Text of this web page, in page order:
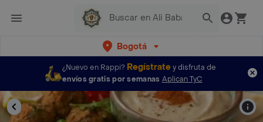
Bogotá
¿Nuevo en Rappi? Regístratey disfruta de
envíos gratis por semanas Aplican TyC